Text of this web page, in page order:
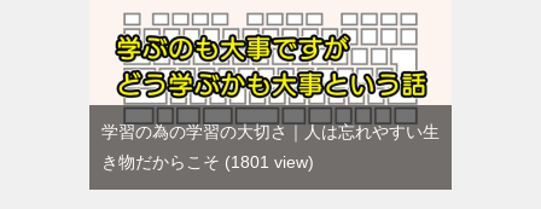
学習の為の学習の大切さ｜人は忘れやすい生
き物だからこそ
1801 view